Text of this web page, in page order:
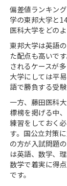
偏差値ランキン
学の東邦大学と
医科大学をどの
東邦大学は英語
た配点も高いで
されるケースが
大学にしては平
語で勝負する受
一方、藤田医科
標榜を掲げる中
練習をしておく
す。国公立対策
の方が入試問題
は英語、数学、
数学で着実に得
です。